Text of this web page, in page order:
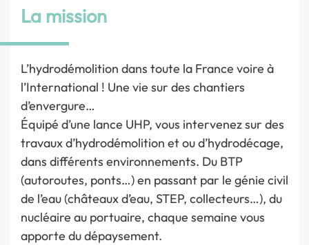
La mission
L’hydrodémolition dans toute la France voire à
l’International ! Une vie sur des chantiers
d’envergure…
Équipé d’une lance UHP, vous intervenez sur des
travaux d’hydrodémolition et ou d’hydrodécage,
dans différents environnements. Du BTP
(autoroutes, ponts…) en passant par le génie civil
de l’eau (châteaux d’eau, STEP, collecteurs…), du
nucléaire au portuaire, chaque semaine vous
apporte du dépaysement.